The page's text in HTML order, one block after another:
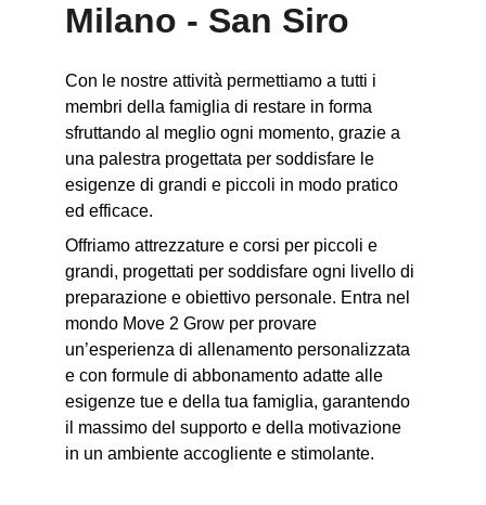
Milano - San Siro
Con le nostre attività permettiamo a tutti i
membri della famiglia di restare in forma
sfruttando al meglio ogni momento, grazie a
una palestra progettata per soddisfare le
esigenze di grandi e piccoli in modo pratico
ed efficace.
Offriamo attrezzature e corsi per piccoli e
grandi, progettati per soddisfare ogni livello di
preparazione e obiettivo personale. Entra nel
mondo Move 2 Grow per provare
un’esperienza di allenamento personalizzata
e con formule di abbonamento adatte alle
esigenze tue e della tua famiglia, garantendo
il massimo del supporto e della motivazione
in un ambiente accogliente e stimolante.